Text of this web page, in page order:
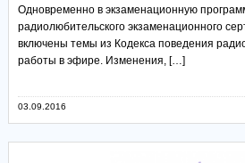
Одновременно в экзаменационную
радиолюбительского экзаменационного
включены темы из Кодекса поведения
работы в эфире. Изменения, […]
03.09.2016